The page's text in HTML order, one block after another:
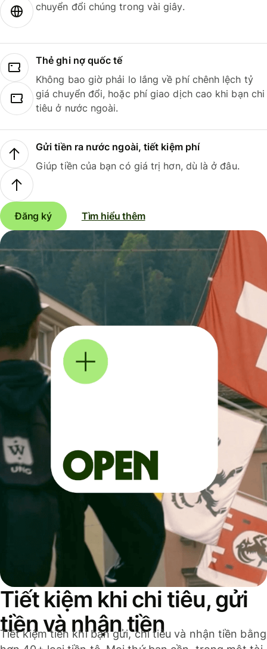
chuyển đổi chúng trong vài giây.
Thẻ ghi nợ quốc tế
Không bao giờ phải lo lắng về phí chênh lệch tỷ
giá chuyển đổi, hoặc phí giao dịch cao khi bạn chi
tiêu ở nước ngoài.
Gửi tiền ra nước ngoài, tiết kiệm phí
Giúp tiền của bạn có giá trị hơn, dù là ở đâu.
Đăng ký Tìm hiểu thêm
Tiết kiệm khi chi tiêu, gửi
tiền và nhận tiền
Tiết kiệm tiền khi bạn gửi, chi tiêu và nhận tiền bằng